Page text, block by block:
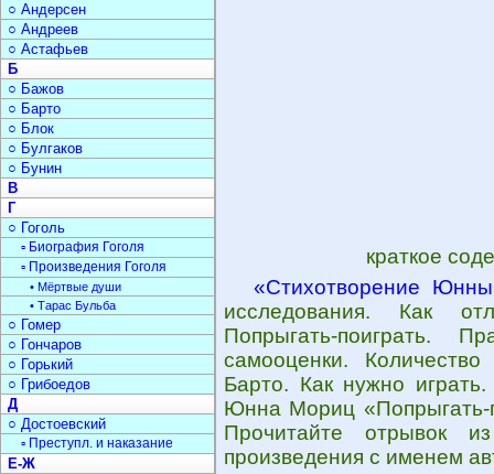
краткое
«Стихотворение
исследования. Как
Попрыгать-поиграть.
самооценки.
Барто. Как нужно
Юнна Мориц «Попрыгать-
Прочитайте отрывок
произведения с именем
○ Андерсен
○ Андреев
○ Астафьев
Б
○ Бажов
○ Барто
○ Блок
○ Булгаков
○ Бунин
В
Г
○ Гоголь
▫ Биография Гоголя
▫ Произведения Гоголя
• Мёртвые души
• Тарас Бульба
○ Гомер
○ Гончаров
○ Горький
○ Грибоедов
Д
○ Достоевский
▫ Преступл. и наказание
Е-Ж